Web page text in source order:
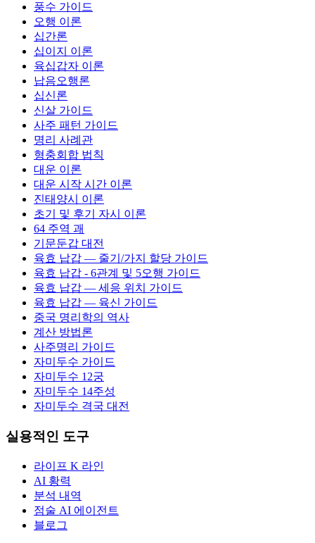
풍수 가이드
오행 이론
십간론
십이지 이론
육십갑자 이론
납음오행론
십신론
신살 가이드
사주 패턴 가이드
명리 사례관
형충회합 법칙
대운 이론
대운 시작 시간 이론
진태양시 이론
초기 및 후기 자시 이론
64 주역 괘
기문둔갑 대전
육효 납갑 — 줄기/가지 할당 가이드
육효 납갑 - 6관계 및 5오행 가이드
육효 납갑 — 세응 위치 가이드
육효 납갑 — 육신 가이드
중국 명리학의 역사
계산 방법론
사주명리 가이드
자미두수 가이드
자미두수 12궁
자미두수 14주성
자미두수 격국 대전
실용적인 도구
라이프 K 라인
AI 황력
분석 내역
점술 AI 에이전트
블로그